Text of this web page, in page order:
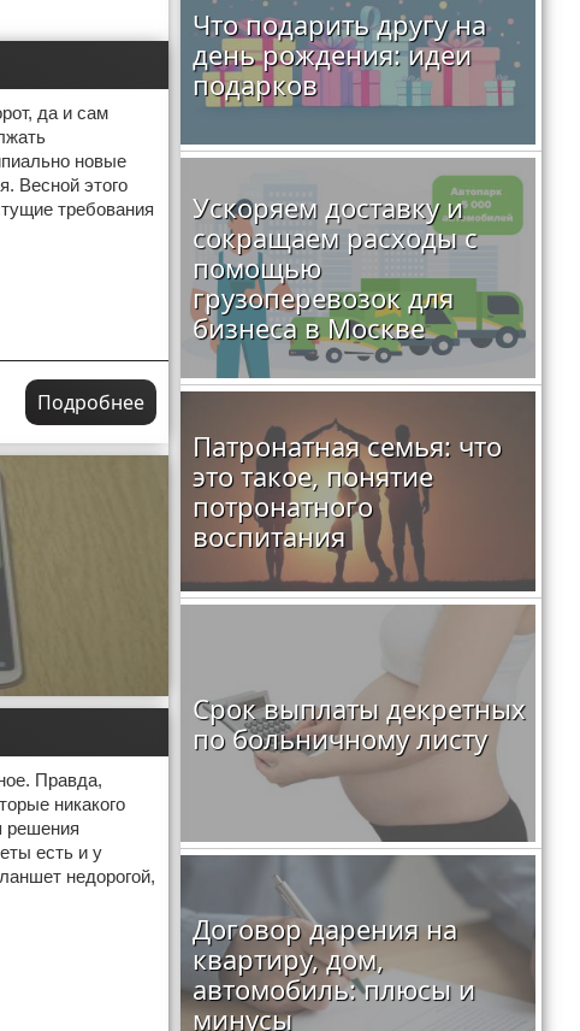
да и сам
новые
Весной этого
требования
Подробнее
Правда,
никакого
решения
есть и у
недорогой,
Что подарить другу на
день рождения: идеи
подарков
Ускоряем доставку и
сокращаем расходы с
помощью
грузоперевозок для
бизнеса в Москве
Патронатная семья: что
это такое, понятие
потронатного
воспитания
Срок выплаты декретных
по больничному листу
Договор дарения на
квартиру, дом,
автомобиль: плюсы и
минусы